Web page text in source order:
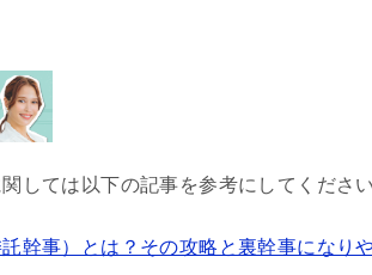
しては以下の記事を参考にしてください
託幹事）とは？その攻略と裏幹事になり